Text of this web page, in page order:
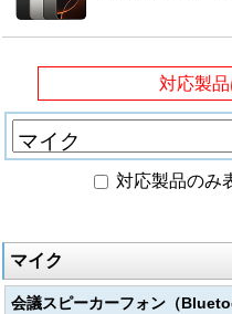
対応製
対応製品のみ
マイク
会議スピーカーフォン（